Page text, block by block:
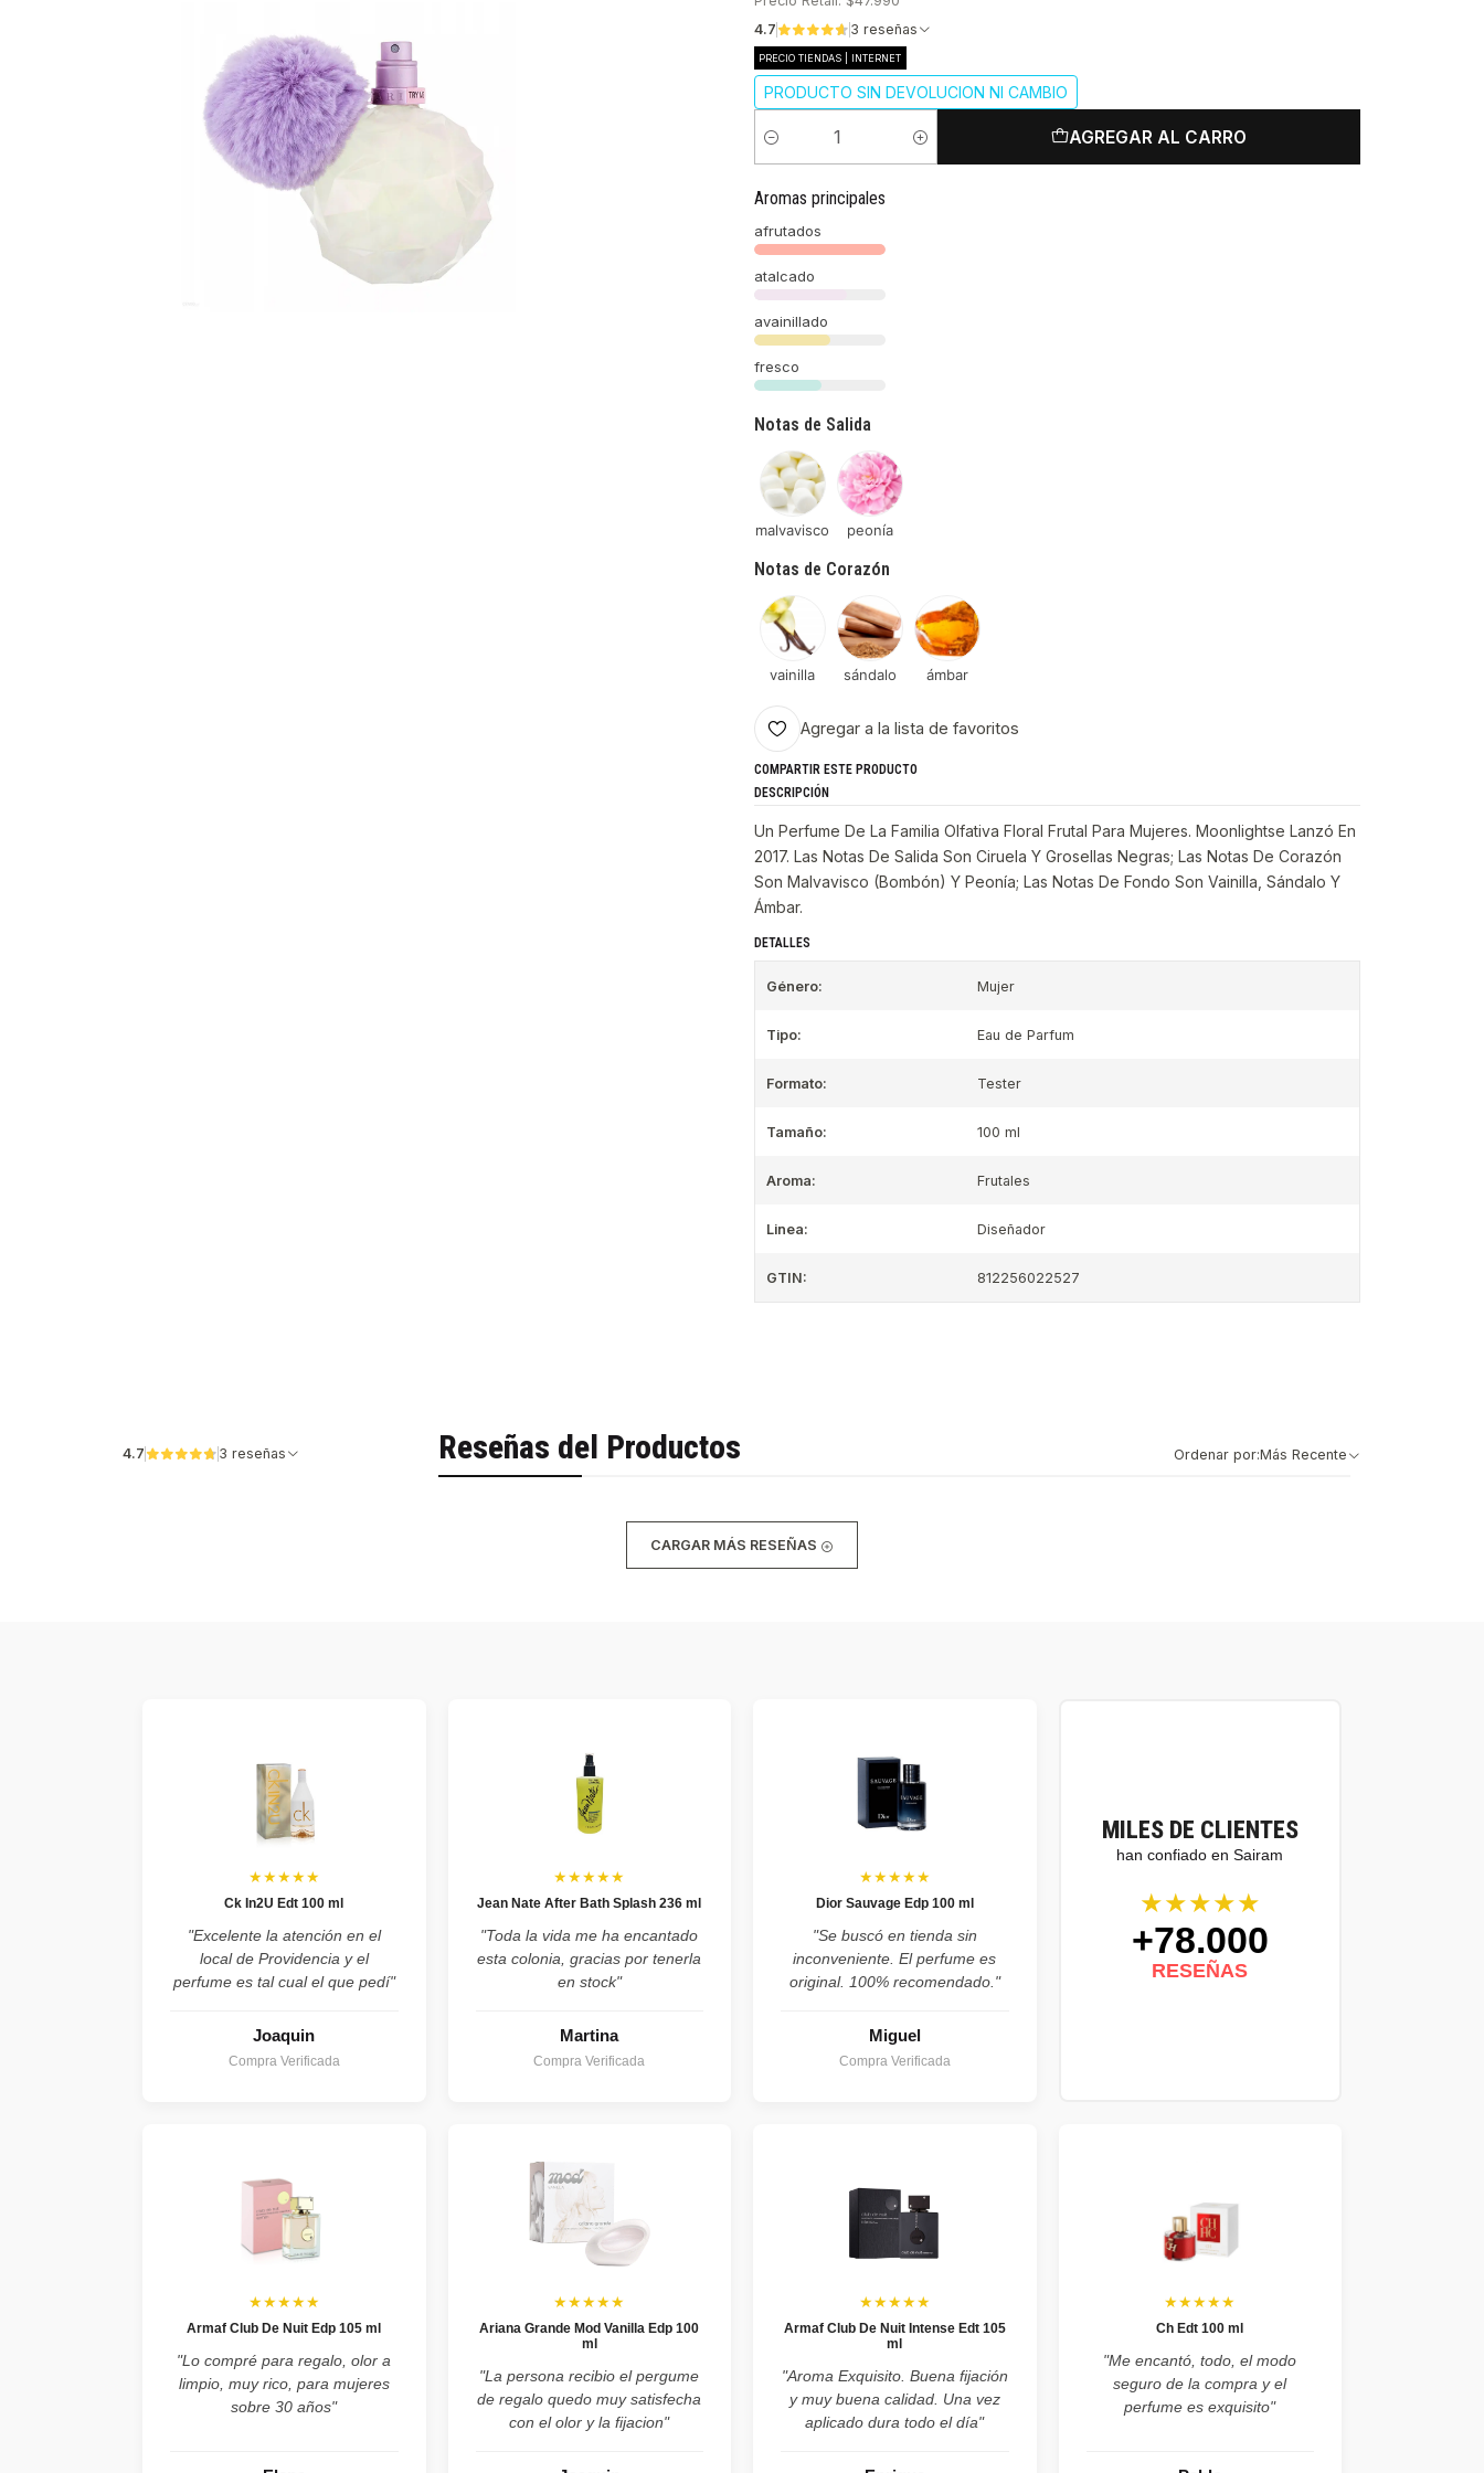
4.7
3 reseñas
PRECIO TIENDAS | INTERNET
PRODUCTO SIN DEVOLUCION NI CAMBIO
Cantidad
AGREGAR AL CARRO
Aromas principales
afrutados
atalcado
avainillado
fresco
Notas de Salida
malvavisco peonía
Notas de Corazón
vainilla sándalo ámbar
Agregar a la lista de favoritos
COMPARTIR ESTE PRODUCTO
DESCRIPCIÓN
Un Perfume De La Familia Olfativa Floral Frutal Para Mujeres. Moonlightse Lanzó En
2017. Las Notas De Salida Son Ciruela Y Grosellas Negras; Las Notas De Corazón
Son Malvavisco (Bombón) Y Peonía; Las Notas De Fondo Son Vainilla, Sándalo Y
Ámbar.
DETALLES
Género: Mujer
Tipo: Eau de Parfum
Formato: Tester
Tamaño: 100 ml
Aroma: Frutales
Linea: Diseñador
GTIN: 812256022527
Reseñas del Productos
4.7 3 reseñas Ordenar por:Más Recente
CARGAR MÁS RESEÑAS
MILES DE CLIENTES
han confiado en Sairam
★★★★★
+78.000
RESEÑAS
★★★★★
Ck In2U Edt 100 ml
"Excelente la atención en el
local de Providencia y el
perfume es tal cual el que pedí"
Joaquin
Compra Verificada
★★★★★
Jean Nate After Bath Splash 236 ml
"Toda la vida me ha encantado
esta colonia, gracias por tenerla
en stock"
Martina
Compra Verificada
★★★★★
Dior Sauvage Edp 100 ml
"Se buscó en tienda sin
inconveniente. El perfume es
original. 100% recomendado."
Miguel
Compra Verificada
★★★★★
Armaf Club De Nuit Edp 105 ml
"Lo compré para regalo, olor a
limpio, muy rico, para mujeres
sobre 30 años"
★★★★★
Ariana Grande Mod Vanilla Edp 100
ml
"La persona recibio el pergume
de regalo quedo muy satisfecha
con el olor y la fijacion"
★★★★★
Armaf Club De Nuit Intense Edt 105
ml
"Aroma Exquisito. Buena fijación
y muy buena calidad. Una vez
aplicado dura todo el día"
★★★★★
Ch Edt 100 ml
"Me encantó, todo, el modo
seguro de la compra y el
perfume es exquisito"